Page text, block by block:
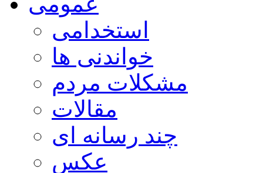
استخدامی
خواندنی ها
مشکلات مردم
مقالات
چند رسانه ای
عکس